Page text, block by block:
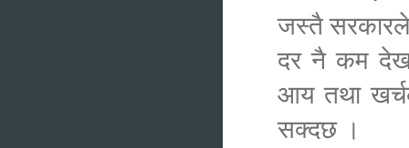
जस्तै सरकारले
दर नै कम
आय तथा
सक्दछ ।